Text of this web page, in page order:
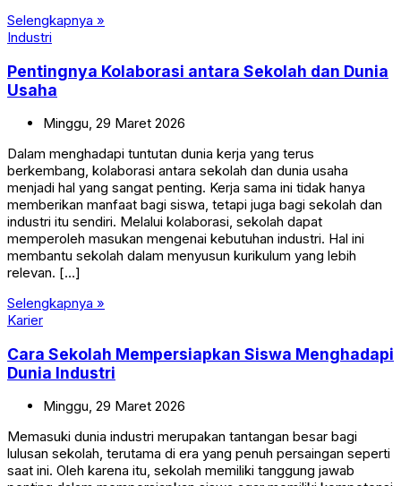
Selengkapnya »
Industri
Pentingnya Kolaborasi antara Sekolah dan Dunia
Usaha
Minggu, 29 Maret 2026
Dalam menghadapi tuntutan dunia kerja yang terus
berkembang, kolaborasi antara sekolah dan dunia usaha
menjadi hal yang sangat penting. Kerja sama ini tidak hanya
memberikan manfaat bagi siswa, tetapi juga bagi sekolah dan
industri itu sendiri. Melalui kolaborasi, sekolah dapat
memperoleh masukan mengenai kebutuhan industri. Hal ini
membantu sekolah dalam menyusun kurikulum yang lebih
relevan. […]
Selengkapnya »
Karier
Cara Sekolah Mempersiapkan Siswa Menghadapi
Dunia Industri
Minggu, 29 Maret 2026
Memasuki dunia industri merupakan tantangan besar bagi
lulusan sekolah, terutama di era yang penuh persaingan seperti
saat ini. Oleh karena itu, sekolah memiliki tanggung jawab